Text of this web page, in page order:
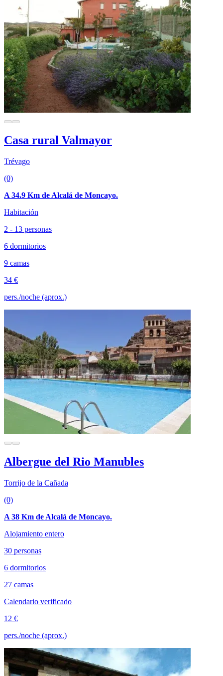
Casa rural Valmayor
Trévago
(0)
A 34.9 Km de Alcalá de Moncayo.
Habitación
2 - 13 personas
6 dormitorios
9 camas
34 €
pers./noche (aprox.)
Albergue del Rio Manubles
Torrijo de la Cañada
(0)
A 38 Km de Alcalá de Moncayo.
Alojamiento entero
30 personas
6 dormitorios
27 camas
Calendario verificado
12 €
pers./noche (aprox.)